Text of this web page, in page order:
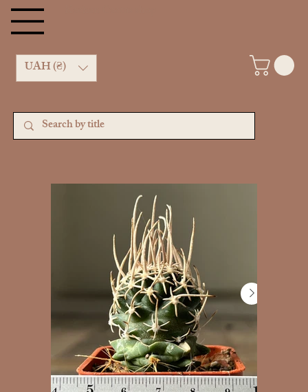
UAH (₴)